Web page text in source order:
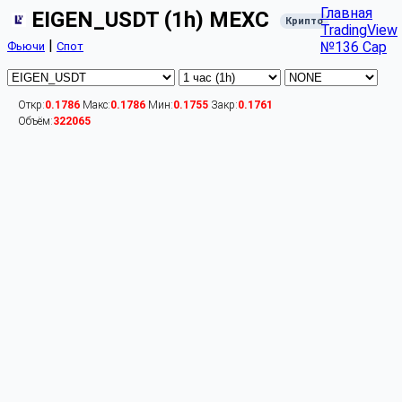
EIGEN_USDT (1h) MEXC Крипто
Фьючи | Спот
Главная
TradingView
№136 Cap
Откр:0.1786 Макс:0.1786 Мин:0.1755 Закр:0.1761
Объём:322065